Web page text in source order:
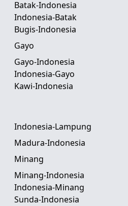
Batak-Indonesia
Indonesia-Batak
Bugis-Indonesia
Gayo
Gayo-Indonesia
Indonesia-Gayo
Kawi-Indonesia
Indonesia-Lampung
Madura-Indonesia
Minang
Minang-Indonesia
Indonesia-Minang
Sunda-Indonesia